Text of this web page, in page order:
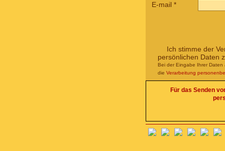
E-mail *
Ich stimme der
persönlichen Daten
Bei der Eingabe Ihrer Daten
die Verarbeitung
Für das Senden